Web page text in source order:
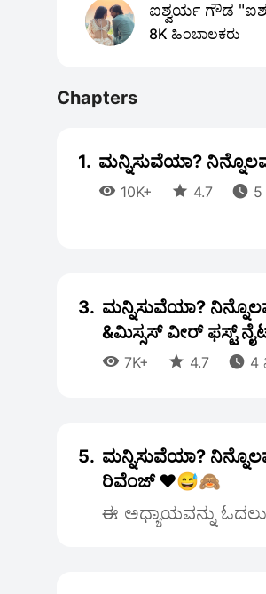
ಐಶ್ವರ್ಯ ಗೌಡ
8K ಹಿಂಬಾಲಕರು
Chapters
1. ಮನ್ನಿಸುವೆಯಾ?
 10K+  4.7 
3. ಮನ್ನಿಸುವೆಯಾ?
&ಮಿಸ್ಸಸ್ ವೀರ್ ಫಸ್ಟ್
 7K+  4.7  4
5. ಮನ್ನಿಸುವೆಯಾ?
ರಿವೆಂಜ್ ♥️😅🙈
ಈ ಅಧ್ಯಾಯವನ್ನು